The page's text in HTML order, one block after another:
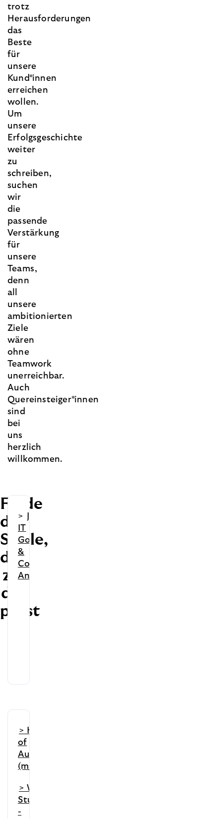
trotz
Herausforderungen
das
Beste
für
unsere
Kund*innen
erreichen
wollen.
Um
unsere
Erfolgsgeschichte
weiter
zu
schreiben,
suchen
wir
die
passende
Verstärkung
für
unsere
Teams,
denn
all
unsere
ambitionierten
Ziele
wären
ohne
Teamwork
unerreichbar.
Auch
Quereinsteiger*innen
sind
bei
uns
herzlich
willkommen.
Finde
die
Stelle,
die
zu
dir
passt
>
IT
Governance
&
Compliance
Analyst (m/w/d
> Head
of
Audit
(m/f/d)
> Working
Student
-